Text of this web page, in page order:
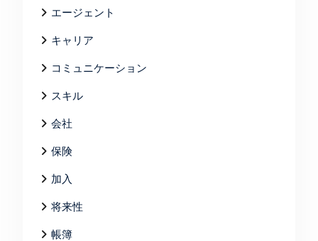
エージェント
キャリア
コミュニケーション
スキル
会社
保険
加入
将来性
帳簿